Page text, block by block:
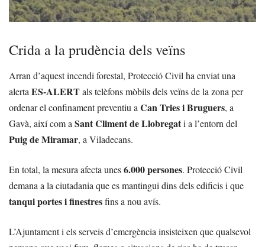
Crida a la prudència dels veïns
Arran d’aquest incendi forestal, Protecció Civil ha enviat una
alerta ES-ALERTals telèfons mòbils dels veïns de la zona per
ordenar el confinament preventiu a Can Tries i Bruguers, a
Gavà, així com a Sant Climent de Llobregati a l’entorn del
Puig de Miramar, a Viladecans.
En total, la mesura afecta unes6.000 persones. Protecció Civil
demana a la ciutadania que es mantingui dins dels edificis i que
tanqui portes i finestresfins a nou avís.
L’Ajuntament i els serveis d’emergència insisteixen que qualsevol